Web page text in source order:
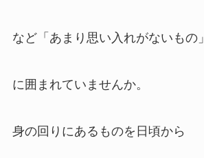
など「あまり思い入れがないもの」
に囲まれていませんか。
身の回りにあるものを日頃から